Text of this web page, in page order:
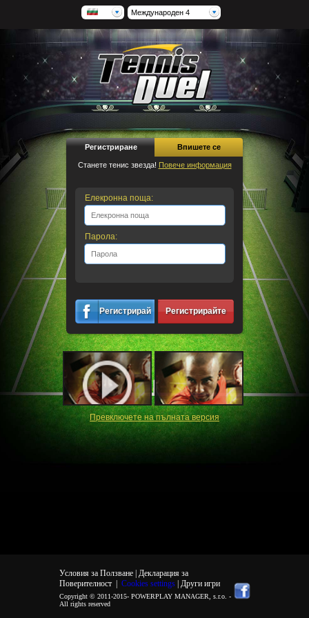
Международен 4
Регистриране Впишете се
Станете тенис звезда! Повече информация
Елекронна поща:
Парола:
Регистрирайте
се
Регистрирайте
се
Превключете на пълната версия
Условия за Ползване | Декларация за
Поверителност| Cookies settings | Други игри
Copyright © 2011-2015- POWERPLAY MANAGER, s.r.o. -
All rights reserved